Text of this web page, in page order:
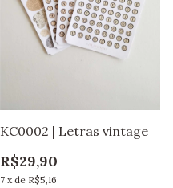
KC0002 | Letras vintage
R$29,90
7 x de R$5,16